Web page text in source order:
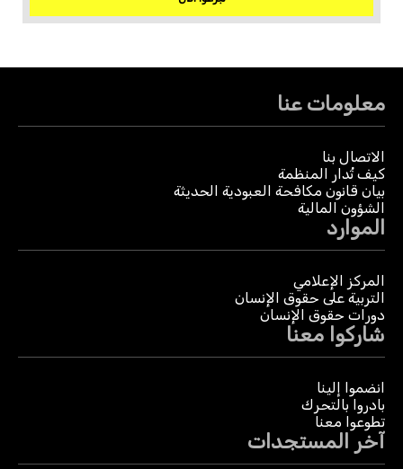
معلومات عنا
الاتصال بنا
كيف تُدار المنظمة
بيان قانون مكافحة العبودية الحديثة
الشؤون المالية
الموارد
المركز الإعلامي
التربية على حقوق الإنسان
دورات حقوق الإنسان
شاركوا معنا
انضموا إلينا
بادروا بالتحرك
تطوعوا معنا
آخر المستجدات